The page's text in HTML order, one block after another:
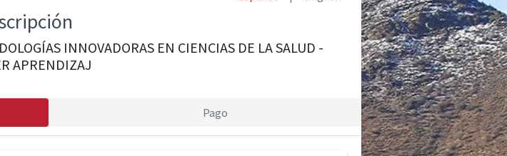
INNOVADORAS EN CIENCIAS DE LA SALUD -
APRENDIZAJ
Pago